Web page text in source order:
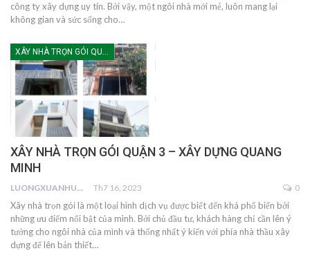
công ty xây dựng uy tín. Bởi vậy, một ngôi nhà mới mẻ, luôn mang lại
không gian và sức sống cho…
XÂY NHÀ TRỌN GÓI QUẬN 3
XÂY NHÀ TRỌN GÓI QUẬN 3 – XÂY DỰNG QUANG
MINH
LUONGXUANHUNG Th7 16, 2023 0
Xây nhà trọn gói là một loại hình dịch vụ được biết đến khá phổ biến bởi
những ưu điểm nổi bật của mình. Bởi chủ đầu tư, khách hàng chỉ cần lên ý
tưởng cho ngôi nhà của mình và thống nhất ý kiến với phía nhà thầu xây
dựng để lên bản thiết…